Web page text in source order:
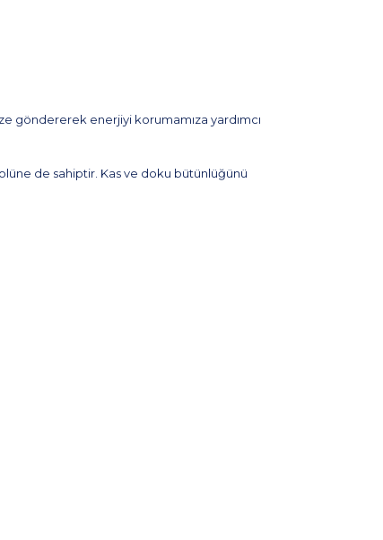
göndererek enerjiyi korumamıza yardımcı
de sahiptir. Kas ve doku bütünlüğünü